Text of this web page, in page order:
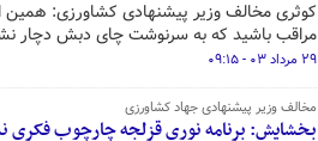
مراقب باشید که به سرنوشت چای دبش دچار
۲۹ مرداد ۰۳ - ۰۹:۱۵
مخالف وزیر پیشنهادی جهاد کشاورزی
بخشایش: برنامه نوری قزلجه چارچوب فکری